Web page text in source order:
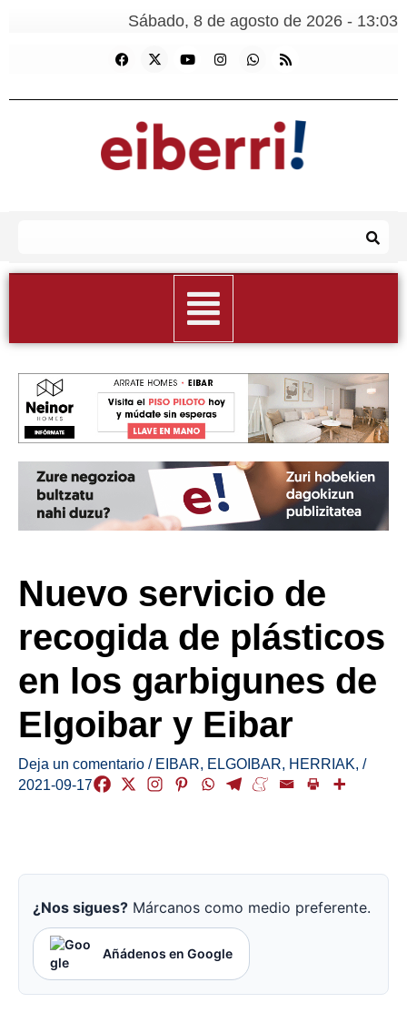
Sábado, 8 de agosto de 2026 - 13:03
Nuevo servicio de
recogida de plásticos
en los garbigunes de
Elgoibar y Eibar
Deja un comentario / EIBAR, ELGOIBAR, HERRIAK, /
2021-09-17
¿Nos sigues? Márcanos como medio preferente.
Añádenos en Google